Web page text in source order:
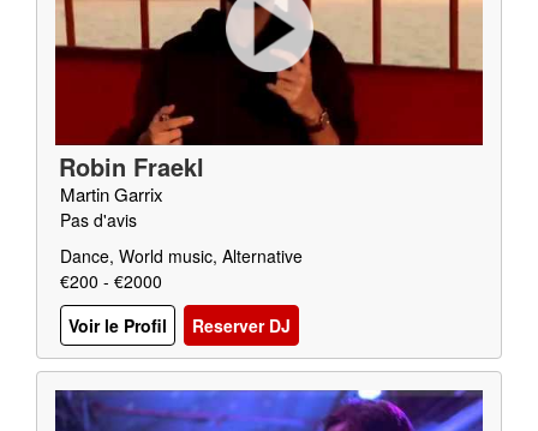
Robin Fraekl
Martin Garrix
Pas d'avis
Dance, World music, Alternative
€200 - €2000
Voir le Profil
Reserver DJ